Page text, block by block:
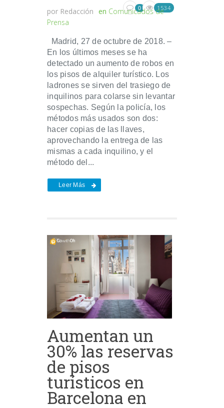
por Redacción en Comunicados de
Prensa
0 1534
Madrid, 27 de octubre de 2018. –
En los últimos meses se ha
detectado un aumento de robos en
los pisos de alquiler turístico. Los
ladrones se sirven del trasiego de
inquilinos para colarse sin levantar
sospechas. Según la policía, los
métodos más usados son dos:
hacer copias de las llaves,
aprovechando la entrega de las
mismas a cada inquilino, y el
método del...
Leer Más
Aumentan un
30% las reservas
de pisos
turísticos en
Barcelona en